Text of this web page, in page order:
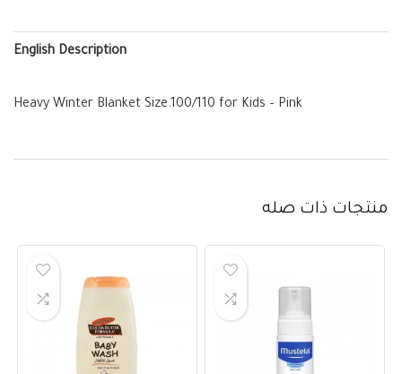
English Description
Heavy Winter Blanket Size.100/110 for Kids – Pink
منتجات ذات صله